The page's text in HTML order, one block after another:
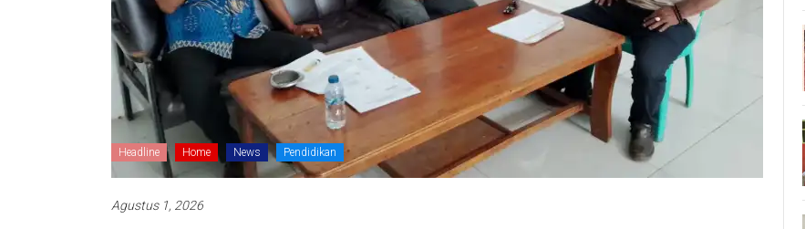
Headline Home News Pendidikan
Agustus 1, 2026